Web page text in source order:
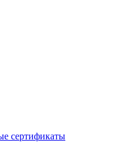
сертификаты